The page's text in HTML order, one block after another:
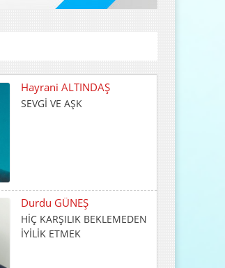
Durdu GÜNEŞ
HİÇ KARŞILIK BEKLEMEDEN
Abdulkadir GÜLLÜ
Gençlik Varsa Yarın Var